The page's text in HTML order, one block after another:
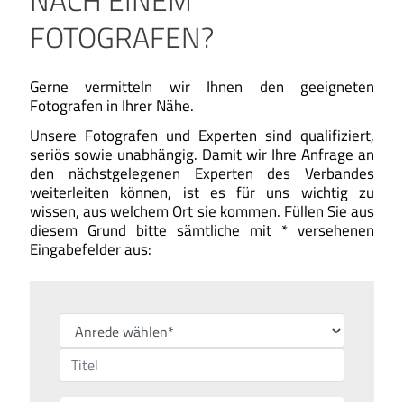
FOTOGRAFEN?
Gerne vermitteln wir Ihnen den geeigneten
Fotografen in Ihrer Nähe.
Unsere Fotografen und Experten sind qualifiziert,
seriös sowie unabhängig. Damit wir Ihre Anfrage an
den nächstgelegenen Experten des Verbandes
weiterleiten können, ist es für uns wichtig zu
wissen, aus welchem Ort sie kommen. Füllen Sie aus
diesem Grund bitte sämtliche mit * versehenen
Eingabefelder aus: